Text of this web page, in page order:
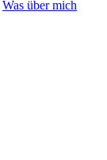
Was über mich